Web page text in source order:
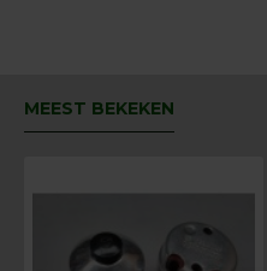
MEEST BEKEKEN